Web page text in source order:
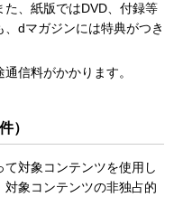
、紙版ではDVD、付録等
dマガジンには特典がつき
信料がかかります。
）
て対象コンテンツを使用し
象コンテンツの非独占的